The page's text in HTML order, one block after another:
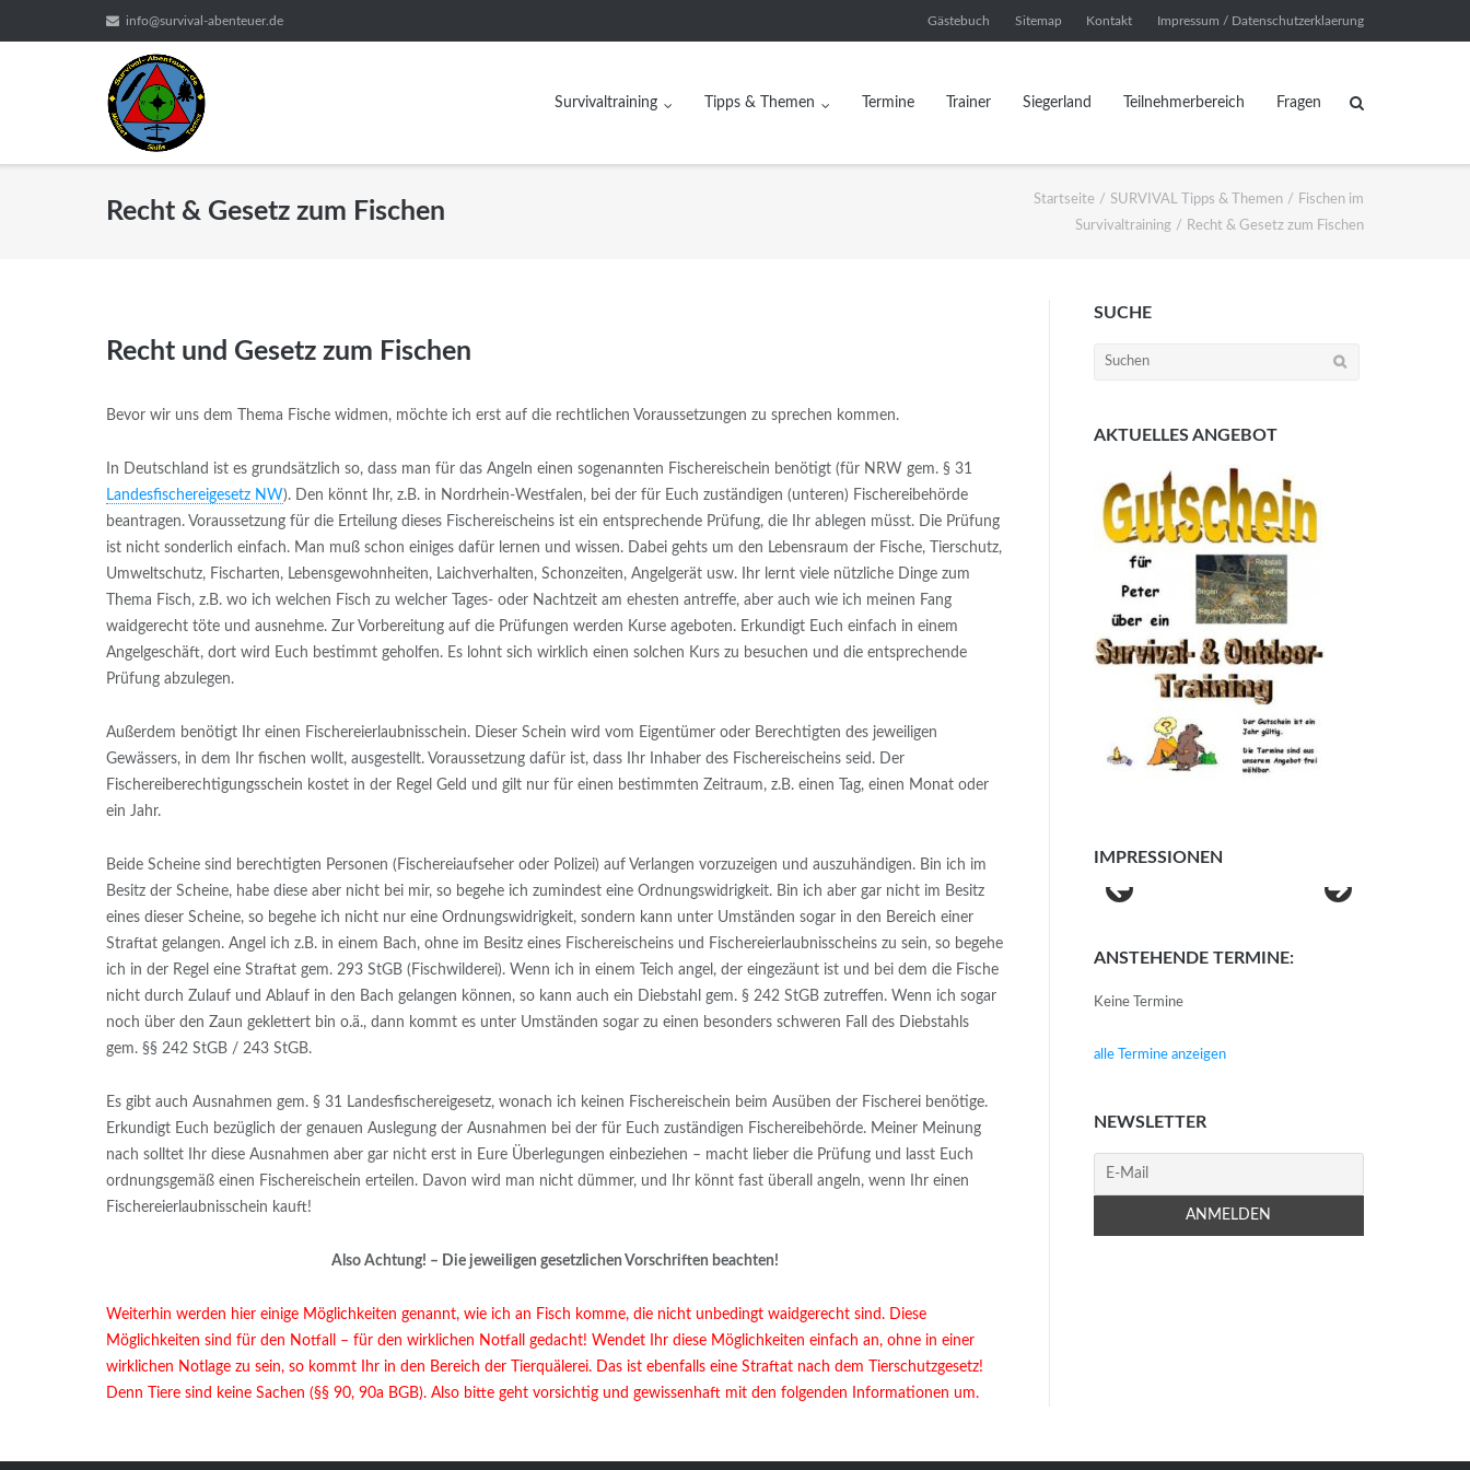
zum
info@survival-abenteuer.de Gästebuch Sitemap Kontakt Impressum / Datenschutzerklaerung
Survivaltraining Tipps & Themen Termine Trainer Siegerland Teilnehmerbereich Fragen
Recht & Gesetz zum Fischen Startseite / SURVIVAL Tipps & Themen / Fischen im
Survivaltraining / Recht & Gesetz zum Fischen
Recht und Gesetz zum Fischen
Bevor wir uns dem Thema Fische widmen, möchte ich erst auf die rechtlichen Voraussetzungen zu sprechen kommen.
In Deutschland ist es grundsätzlich so, dass man für das Angeln einen sogenannten Fischereischein benötigt (für NRW gem. § 31
Landesfischereigesetz NW). Den könnt Ihr, z.B. in Nordrhein-Westfalen, bei der für Euch zuständigen (unteren) Fischereibehörde
beantragen. Voraussetzung für die Erteilung dieses Fischereischeins ist ein entsprechende Prüfung, die Ihr ablegen müsst. Die Prüfung
ist nicht sonderlich einfach. Man muß schon einiges dafür lernen und wissen. Dabei gehts um den Lebensraum der Fische, Tierschutz,
Umweltschutz, Fischarten, Lebensgewohnheiten, Laichverhalten, Schonzeiten, Angelgerät usw. Ihr lernt viele nützliche Dinge zum
Thema Fisch, z.B. wo ich welchen Fisch zu welcher Tages- oder Nachtzeit am ehesten antreffe, aber auch wie ich meinen Fang
waidgerecht töte und ausnehme. Zur Vorbereitung auf die Prüfungen werden Kurse ageboten. Erkundigt Euch einfach in einem
Angelgeschäft, dort wird Euch bestimmt geholfen. Es lohnt sich wirklich einen solchen Kurs zu besuchen und die entsprechende
Prüfung abzulegen.
Außerdem benötigt Ihr einen Fischereierlaubnisschein. Dieser Schein wird vom Eigentümer oder Berechtigten des jeweiligen
Gewässers, in dem Ihr fischen wollt, ausgestellt. Voraussetzung dafür ist, dass Ihr Inhaber des Fischereischeins seid. Der
Fischereiberechtigungsschein kostet in der Regel Geld und gilt nur für einen bestimmten Zeitraum, z.B. einen Tag, einen Monat oder
ein Jahr.
Beide Scheine sind berechtigten Personen (Fischereiaufseher oder Polizei) auf Verlangen vorzuzeigen und auszuhändigen. Bin ich im
Besitz der Scheine, habe diese aber nicht bei mir, so begehe ich zumindest eine Ordnungswidrigkeit. Bin ich aber gar nicht im Besitz
eines dieser Scheine, so begehe ich nicht nur eine Ordnungswidrigkeit, sondern kann unter Umständen sogar in den Bereich einer
Straftat gelangen. Angel ich z.B. in einem Bach, ohne im Besitz eines Fischereischeins und Fischereierlaubnisscheins zu sein, so begehe
ich in der Regel eine Straftat gem. 293 StGB (Fischwilderei). Wenn ich in einem Teich angel, der eingezäunt ist und bei dem die Fische
nicht durch Zulauf und Ablauf in den Bach gelangen können, so kann auch ein Diebstahl gem. § 242 StGB zutreffen. Wenn ich sogar
noch über den Zaun geklettert bin o.ä., dann kommt es unter Umständen sogar zu einen besonders schweren Fall des Diebstahls
gem. §§ 242 StGB / 243 StGB.
Es gibt auch Ausnahmen gem. § 31 Landesfischereigesetz, wonach ich keinen Fischereischein beim Ausüben der Fischerei benötige.
Erkundigt Euch bezüglich der genauen Auslegung der Ausnahmen bei der für Euch zuständigen Fischereibehörde. Meiner Meinung
nach solltet Ihr diese Ausnahmen aber gar nicht erst in Eure Überlegungen einbeziehen – macht lieber die Prüfung und lasst Euch
ordnungsgemäß einen Fischereischein erteilen. Davon wird man nicht dümmer, und Ihr könnt fast überall angeln, wenn Ihr einen
Fischereierlaubnisschein kauft!
Also Achtung! – Die jeweiligen gesetzlichen Vorschriften beachten!
Weiterhin werden hier einige Möglichkeiten genannt, wie ich an Fisch komme, die nicht unbedingt waidgerecht sind. Diese
Möglichkeiten sind für den Notfall – für den wirklichen Notfall gedacht! Wendet Ihr diese Möglichkeiten einfach an, ohne in einer
wirklichen Notlage zu sein, so kommt Ihr in den Bereich der Tierquälerei. Das ist ebenfalls eine Straftat nach dem Tierschutzgesetz!
Denn Tiere sind keine Sachen (§§ 90, 90a BGB). Also bitte geht vorsichtig und gewissenhaft mit den folgenden Informationen um.
SUCHE
Suchen
AKTUELLES ANGEBOT
IMPRESSIONEN
ANSTEHENDE TERMINE:
Keine Termine
alle Termine anzeigen
NEWSLETTER